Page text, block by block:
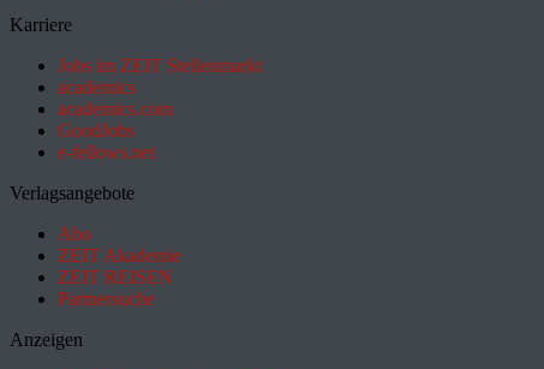
Karriere
Jobs im ZEIT Stellenmarkt
academics
academics.com
GoodJobs
e-fellows.net
Verlagsangebote
Abo
ZEIT Akademie
ZEIT REISEN
Partnersuche
Anzeigen